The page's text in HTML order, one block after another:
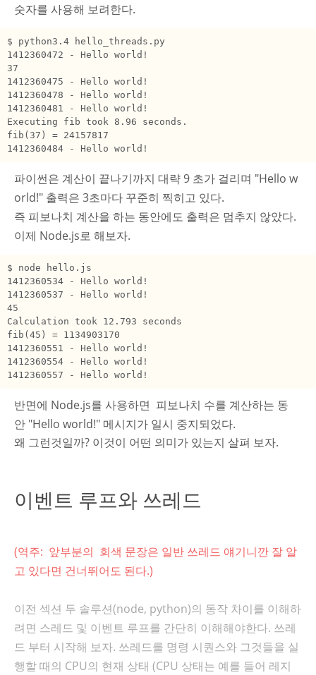
숫자를 사용해 보려한다.
$ python3.4 hello_threads.py
1412360472 - Hello world!
37
1412360475 - Hello world!
1412360478 - Hello world!
1412360481 - Hello world!
Executing fib took 8.96 seconds.
fib(37) = 24157817
1412360484 - Hello world!
파이썬은 계산이 끝나기까지 대략 9 초가 걸리며 "Hello w
orld!" 출력은 3초마다 꾸준히 찍히고 있다.
즉 피보나치 계산을 하는 동안에도 출력은 멈추지 않았다.
이제 Node.js로 해보자.
$ node hello.js
1412360534 - Hello world!
1412360537 - Hello world!
45
Calculation took 12.793 seconds
fib(45) = 1134903170
1412360551 - Hello world!
1412360554 - Hello world!
1412360557 - Hello world!
반면에 Node.js를 사용하면 피보나치 수를 계산하는 동
안 "Hello world!" 메시지가 일시 중지되었다.
왜 그런것일까? 이것이 어떤 의미가 있는지 살펴 보자.
이벤트 루프와 쓰레드
(역주: 앞부분의 회색 문장은 일반 쓰레드 얘기니깐 잘 알
고 있다면 건너뛰어도 된다.)
이전 섹션 두 솔루션(node, python)의 동작 차이를 이해하
려면 스레드 및 이벤트 루프를 간단히 이해해야한다. 쓰레
드 부터 시작해 보자. 쓰레드를 명령 시퀀스와 그것들을 실
행할 때의 CPU의 현재 상태 (CPU 상태는 예를 들어 레지